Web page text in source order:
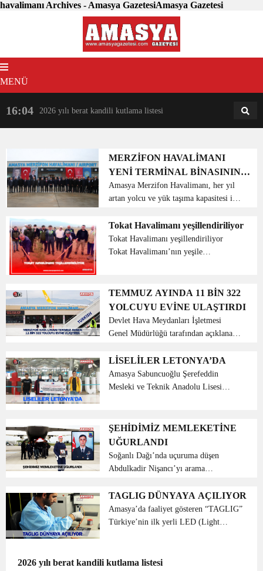
havalimanı Archives - Amasya GazetesiAmasya Gazetesi
MENÜ
16:04 2026 yılı berat kandili kutlama listesi 18:31
MERZİFON HAVALİMANI
YENİ TERMİNAL BİNASININ
AÇILIŞI GERÇEKLEŞTİRİLDİ
Amasya Merzifon Havalimanı, her yıl
artan yolcu ve yük taşıma kapasitesi ile
merkezlerinden birisi konumundadır.
Ancak, Havalimanımızın terminal
binası artan talebi karşılamad...
Tokat Havalimanı yeşillendiriliyor
Tokat Havalimanı yeşillendiriliyor
Tokat Havalimanı’nın yeşile
fidan dikimi yapıldı. Orman Haftası
nedeniyle Tokat Orman İşlet...
TEMMUZ AYINDA 11 BİN 322
YOLCUYU EVİNE ULAŞTIRDI
Devlet Hava Meydanları İşletmesi
Genel Müdürlüğü tarafından açıklanan
istatistiklerine göre; temmuz ayında
Amasya Merzifon Havalimanı iç hat
yolcu trafiği 10 bin 920, d...
LİSELİLER LETONYA’DA
Amasya Sabuncuoğlu Şerefeddin
Mesleki ve Teknik Anadolu Lisesi
Odaklı Avrupa Stajı projesi kapsamında
10 öğrencisi ile 27 Ocak- ...
ŞEHİDİMİZ MEMLEKETİNE
UĞURLANDI
Soğanlı Dağı’nda uçuruma düşen
Abdulkadir Nişancı’yı arama
kahraman askerimizden Çorumlu Uzm.
Çvş. Eyüp Kapaklıkaya’nın naaşı askeri
uçakla getirildiği A...
TAGLIG DÜNYAYA AÇILIYOR
Amasya’da faaliyet gösteren “TAGLIG”
Türkiye’nin ilk yerli LED (Light
için LED ekran üretecek. D...
2026 yılı berat kandili kutlama listesi